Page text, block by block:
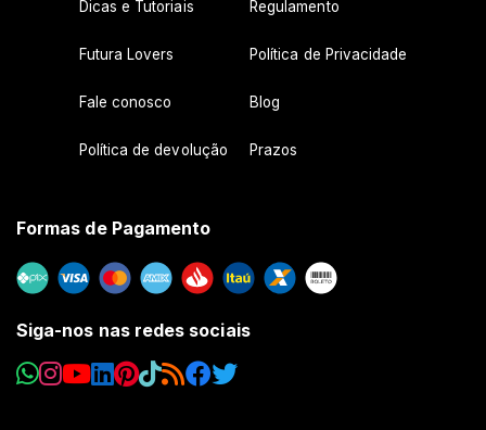
Dicas e Tutoriais Regulamento
Futura Lovers Política de Privacidade
Fale conosco Blog
Política de devolução Prazos
Formas de Pagamento
Siga-nos nas redes sociais